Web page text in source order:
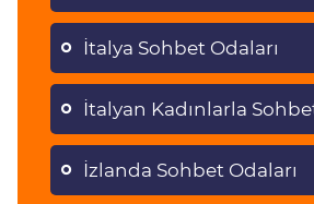
İtalya Sohbet Odaları
İtalyan Kadınlarla
İzlanda Sohbet Odaları